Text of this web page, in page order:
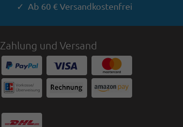
✓ Ab 60 € Versandkostenfrei
Zahlung und Versand